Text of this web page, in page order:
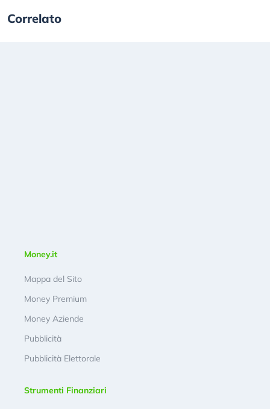
Correlato
Money.it
Mappa del Sito
Money Premium
Money Aziende
Pubblicità
Pubblicità Elettorale
Strumenti Finanziari